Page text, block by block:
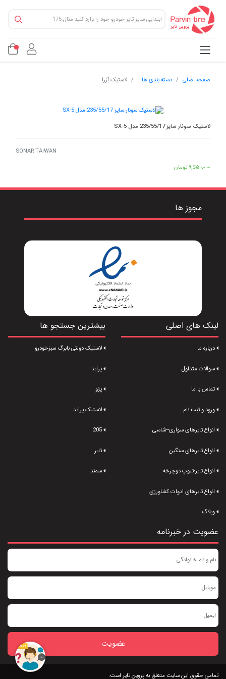
صفحه اصلی دسته بندی ها لاستیک آزرا
لاستیک سونار سایز 235/55/17 مدل SX-5
SONAR TAIWAN
9,550,000تومان
مجوز ها
لینک های اصلی
درباره ما
سوالات متداول
تماس با ما
ورود و ثبت نام
انواع تایرهای سواری--شاسی
انواع تایرهای سنگین
انواع تایر-تیوپ دوچرخه
انواع تایرهای ادوات کشاورزی
وبلاگ
بیشترین جستجو ها
لاستیک دولتی بابرگ سبزخودرو
پراید
پژو
لاستیک پراید
205
تایر
سمند
عضویت در خبرنامه
عضویت
تمامی حقوق این سایت متعلق به پروین تایر است.